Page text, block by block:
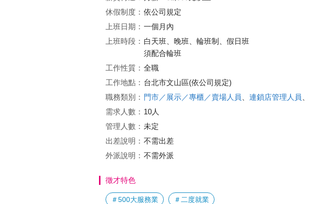
休假制度： 依公司規定
上班日期： 一個月內
上班時段： 白天班、晚班、輪班制、假日班
須配合輪班
工作性質： 全職
工作地點： 台北市文山區(依公司規定)
職務類別： 門市／展示／專櫃／賣場人員 連鎖店管理人員
需求人數： 10人
管理人數： 未定
出差說明： 不需出差
外派說明： 不需外派
徵才特色
＃500大服務業 ＃二度就業